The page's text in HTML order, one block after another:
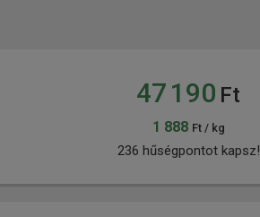
47 190 Ft
1 888 Ft / kg
236 hűségpontot kapsz!